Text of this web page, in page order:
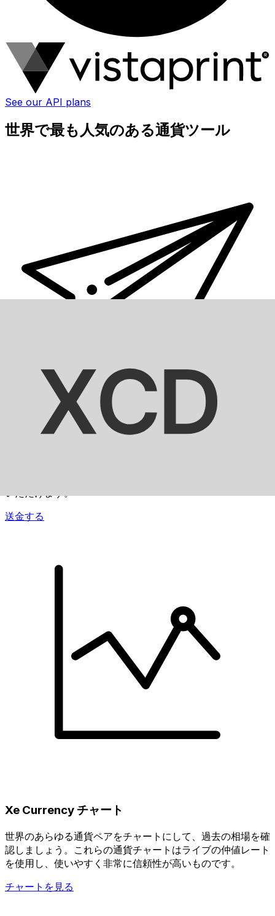
See our API plans
世界で最も人気のある通貨ツール
送金する
Xe Currency チャート
世界のあらゆる通貨ペアをチャートにして、過去の相場を確
認しましょう。これらの通貨チャートはライブの仲値レート
を使用し、使いやすく非常に信頼性が高いものです。
チャートを見る